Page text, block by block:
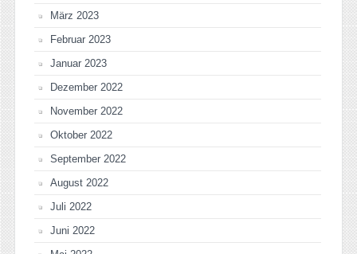
März 2023
Februar 2023
Januar 2023
Dezember 2022
November 2022
Oktober 2022
September 2022
August 2022
Juli 2022
Juni 2022